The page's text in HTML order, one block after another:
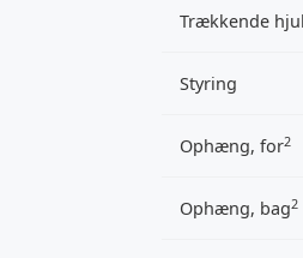
Trækkende hjul
Styring
Ophæng, for2
Ophæng, bag2